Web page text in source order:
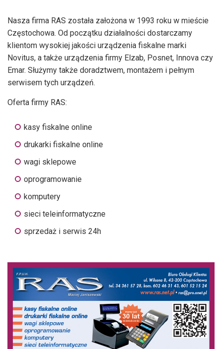
Nasza firma RAS została założona w 1993 roku w mieście
Częstochowa. Od początku działalności dostarczamy
klientom wysokiej jakości urządzenia fiskalne marki
Novitus, a także urządzenia firmy Elzab, Posnet, Innova czy
Emar. Służymy także doradztwem, montażem i pełnym
serwisem tych urządzeń.
Oferta firmy RAS:
kasy fiskalne online
drukarki fiskalne online
wagi sklepowe
oprogramowanie
komputery
sieci teleinformatyczne
sprzedaż i serwis 24h